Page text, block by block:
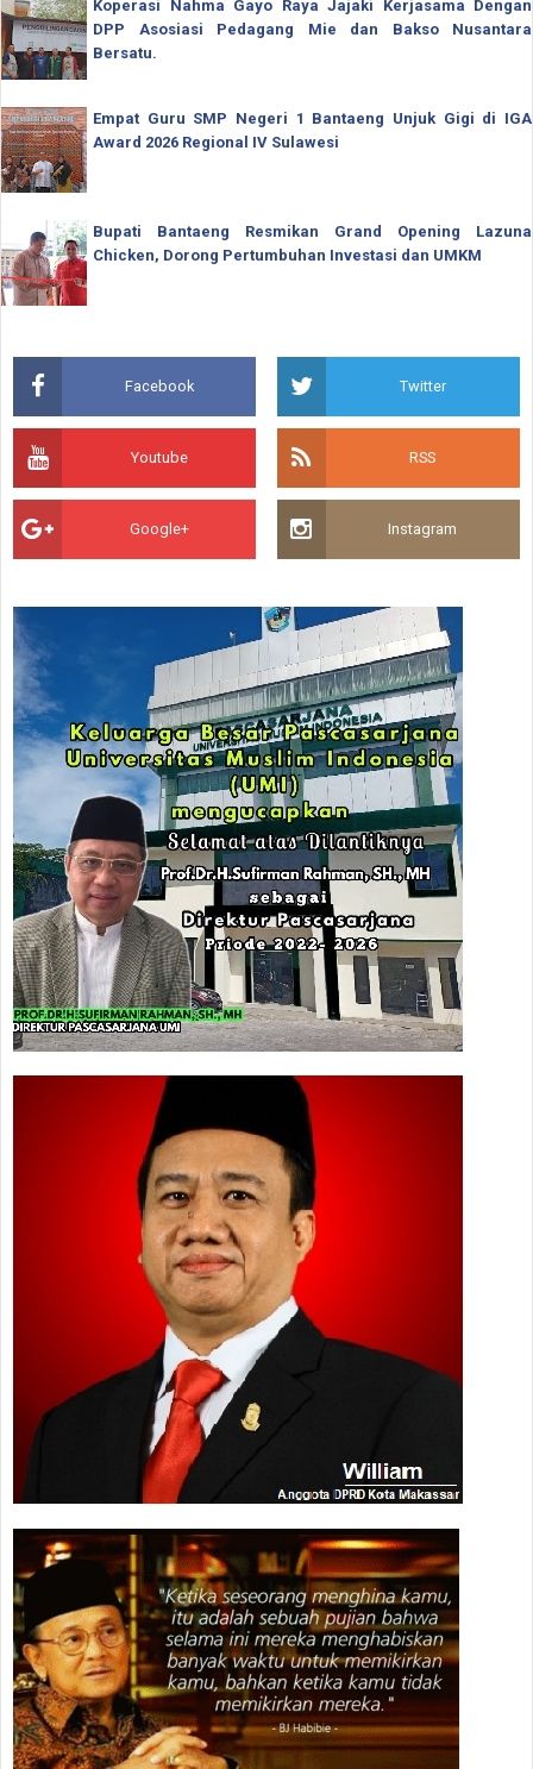
Koperasi Nahma Gayo Raya Jajaki Kerjasama Dengan
DPP Asosiasi Pedagang Mie dan Bakso Nusantara
Bersatu.
Empat Guru SMP Negeri 1 Bantaeng Unjuk Gigi di IGA
Award 2026 Regional IV Sulawesi
Bupati Bantaeng Resmikan Grand Opening Lazuna
Chicken, Dorong Pertumbuhan Investasi dan UMKM
Facebook Twitter
Youtube RSS
Google+ Instagram